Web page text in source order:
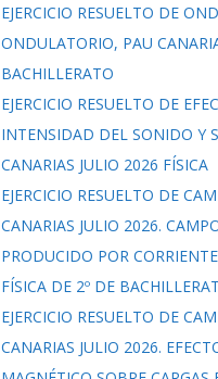
EJERCICIO RESUELTO DE
ONDULATORIO, PAU
BACHILLERATO
EJERCICIO RESUELTO DE
INTENSIDAD DEL SONIDO Y
CANARIAS JULIO 2026 FÍSICA
EJERCICIO RESUELTO DE
CANARIAS JULIO 2026.
PRODUCIDO POR
FÍSICA DE 2º DE
EJERCICIO RESUELTO DE
CANARIAS JULIO 2026.